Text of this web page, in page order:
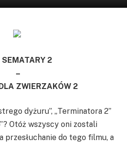
SEMATARY 2
–
ZWIERZAKÓW 2
dyżuru”, „Terminatora 2”
Otóż wszyscy oni zostali
przesłuchanie do tego filmu, a